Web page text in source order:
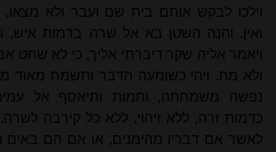
וילכו לבקש אותם בית שם ועבר ולא
ואין. והנה השטן בא אל שרה בדמות איש,
ויאמר אליה שקר דיברתי אליך, כי לא שחט
ולא מת. ויהי כשומעה הדבר ותשמח מאוד
נפשה משמחתה, ותמות ותיאסף אל
כדמות זרה, ללא זיהוי, ללא כל קירבה לשרה.
לאשר אם דבריו מהימנים, או אם הם באים